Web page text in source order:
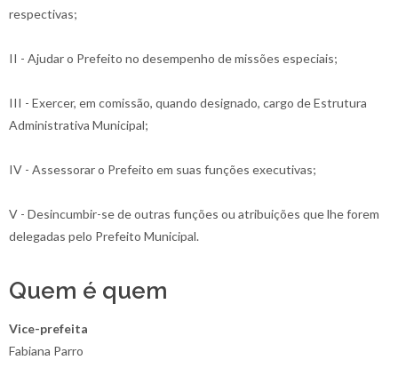
respectivas;
II - Ajudar o Prefeito no desempenho de missões especiais;
III - Exercer, em comissão, quando designado, cargo de Estrutura
Administrativa Municipal;
IV - Assessorar o Prefeito em suas funções executivas;
V - Desincumbir-se de outras funções ou atribuições que lhe forem
delegadas pelo Prefeito Municipal.
Quem é quem
Vice-prefeita
Fabiana Parro